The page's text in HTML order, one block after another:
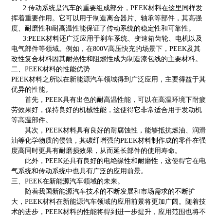
2:传动系统是汽车的重要组成部分，PEEK材料在这里同样发
挥着重要作用。它可以用于制造离合器片、轴承等部件，其高强
度、耐磨性和耐高温性能保证了传动系统的稳定性和可靠性。
3:PEEK材料还广泛应用于刹车系统、变速箱齿轮、电机以及
电气部件等领域。例如，在800V高压快充的场景下，PEEK及其
改性复合材料因其耐热性和阻燃性成为制造漆包线的主要材料。
二、PEEK材料的性能优势
PEEK材料之所以在新能源汽车领域得到广泛应用，主要得益于其
优异的性能。
首先，PEEK具有出色的耐高温性能，可以在高温环境下耐疲
劳效果好，保持良好的机械性能，这使得它非常适合用于发动机
等高温部件。
其次，PEEK材料具有良好的耐腐蚀性，能够抵抗燃油、润滑
油等化学物质的侵蚀，其碳纤增强的PEEK材料制作成的零件在强
度高同时更具有耐磨损效果，从而延长部件的使用寿命。
此外，PEEK还具有良好的电绝缘性和耐磨性，这使得它在电
气系统和传动系统中也具有广泛的应用前景。
三、PEEK在新能源汽车领域的未来。
随着我国新能源汽车技术的不断发展和市场需求的不断扩
大，PEEK材料在新能源汽车领域的应用前景将更加广阔。随着技
术的进步，PEEK材料的性能将得到进一步提升，应用范围也将不